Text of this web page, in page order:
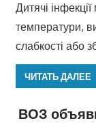
Дитячі
температури,
слабкості або
ЧИТАТЬ ДАЛЕЕ
ВОЗ